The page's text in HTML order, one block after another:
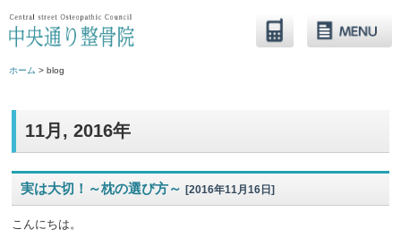
ホーム > blog
11月, 2016年
実は大切！～枕の選び方～ [2016年11月16日]
こんにちは。